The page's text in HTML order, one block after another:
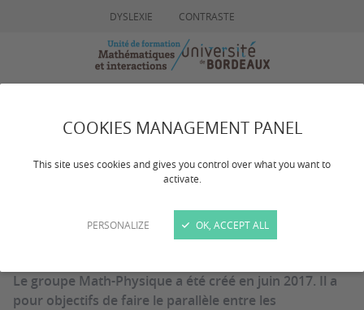
COOKIES MANAGEMENT PANEL
This site uses cookies and gives you control over what you want to
activate.
PERSONALIZE OK, ACCEPT ALL
DYSLEXIE CONTRASTE
Math-Physique
Dernière mise à jour :le 18/03/2024
Le groupe Math-Physique a été créé en juin 2017. Il a
pour objectifs de faire le parallèle entre les